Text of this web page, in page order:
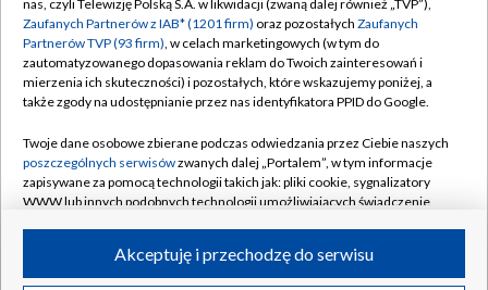
Emisja w TVP
Centrum informacji TVP
Naziemna Telewizja Cyfrowa
Rada Programowa
System NOS
Informacje o nadawcy
Program dla prasy
Polityka prywatności
Moje zgody
Pomoc
Kontakt
Kanały
©2026 Telewizja Polska S.A. w likwidacji
nas, czyli Telewizję Polską S.A. w likwidacji (zwaną dalej również „TVP”),
Zaufanych Partnerów z IAB* (1201 firm) oraz pozostałych Zaufanych
Partnerów TVP (93 firm), w celach marketingowych (w tym do
zautomatyzowanego dopasowania reklam do Twoich zainteresowań i
mierzenia ich skuteczności) i pozostałych, które wskazujemy poniżej, a
także zgody na udostępnianie przez nas identyfikatora PPID do Google.
Twoje dane osobowe zbierane podczas odwiedzania przez Ciebie naszych
poszczególnych serwisówzwanych dalej „Portalem”, w tym informacje
zapisywane za pomocą technologii takich jak: pliki cookie, sygnalizatory
WWW lub innych podobnych technologii umożliwiających świadczenie
ruchu w Internecie.Akceptuję i przechodzę do serwisu